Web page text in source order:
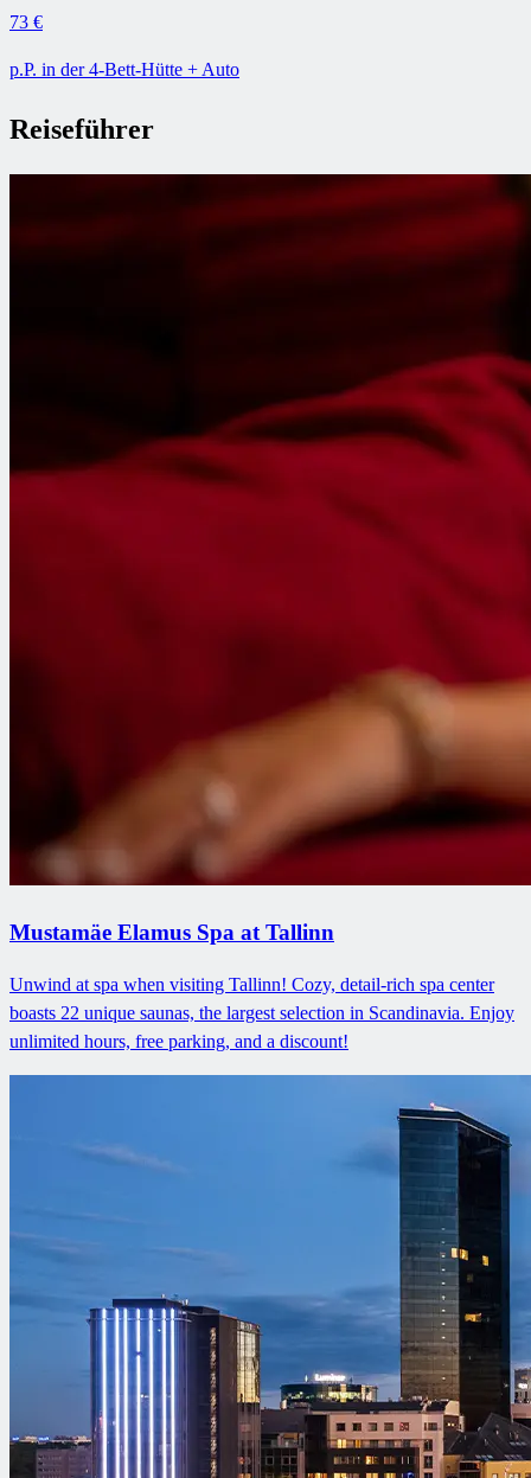
73 €
p.P. in der 4-Bett-Hütte + Auto
Reiseführer
Mustamäe Elamus Spa at Tallinn
Unwind at spa when visiting Tallinn! Cozy, detail-rich spa center
boasts 22 unique saunas, the largest selection in Scandinavia. Enjoy
unlimited hours, free parking, and a discount!